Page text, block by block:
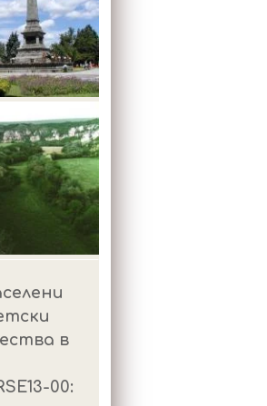
в
00: